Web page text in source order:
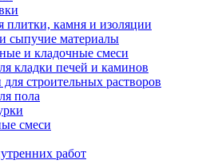
плитки, камня и изоляции
сыпучие материалы
и кладочные смеси
кладки печей и каминов
строительных растворов
пола
смеси
работ